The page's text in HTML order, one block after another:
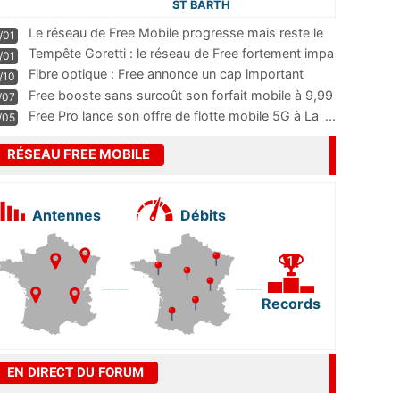
ST BARTH
Le réseau de Free Mobile progresse mais reste le
m
...
Tempête Goretti : le réseau de Free fortement impa
Fibre optique : Free annonce un cap important
pass
...
Free booste sans surcoût son forfait mobile à 9,99
Free Pro lance son offre de flotte mobile 5G à La ...
RÉSEAU FREE MOBILE
Antennes Débits
Records
EN DIRECT DU FORUM